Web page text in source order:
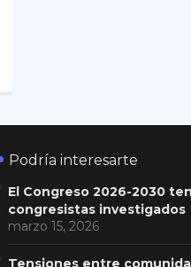
Podría interesarte
El Congreso 2026-2030
congresistas investigados
marzo 15, 2026
Tensiones entre